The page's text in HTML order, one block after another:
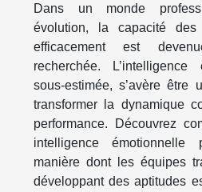
Dans un monde
évolution, la capacité
efficacement est
recherchée. L’intelligence
sous-estimée, s’avère être
transformer la dynamique
performance. Découvrez
intelligence émotionnelle
manière dont les équipes
développant des aptitudes